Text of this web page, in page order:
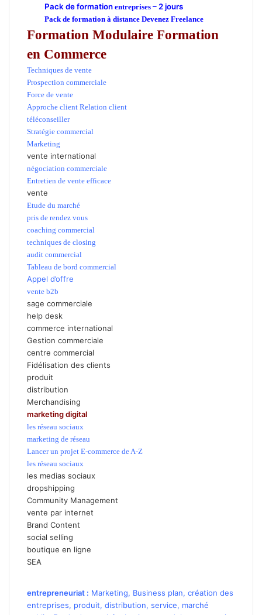
Pack de formation entreprises – 2 jours
Pack de formation à distance Devenez Freelance
Formation Modulaire Formation
en Commerce
Techniques de vente
Prospection commerciale
Force de vente
Approche client Relation client
téléconseiller
Stratégie commercial
Marketing
vente international
négociation commerciale
Entretien de vente efficace
vente
Etude du marché
pris de rendez vous
coaching commercial
techniques de closing
audit commercial
Tableau de bord commercial
Appel d’offre
vente b2b
sage commerciale
help desk
commerce international
Gestion commerciale
centre commercial
Fidélisation des clients
produit
distribution
Merchandising
marketing digital
les réseau sociaux
marketing de réseau
Lancer un projet E-commerce de A-Z
les réseau sociaux
les medias sociaux
dropshipping
Community Management
vente par internet
Brand Content
social selling
boutique en ligne
SEA
entrepreneuriat : Marketing, Business plan, création des
entreprises, produit, distribution, service, marché